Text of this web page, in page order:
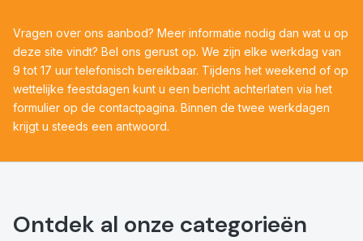
Vragen over ons aanbod? Meer informatie nodig dan wat u op
deze site vindt? Bel ons gerust op. We zijn elke werkdag van
9 tot 17 uur telefonisch bereikbaar. Tijdens het weekend of op
wettelijke feestdagen kunt u een bericht achterlaten via het
formulier op de contactpagina. Binnen de twee werkdagen
krijgt u steeds een antwoord.
Ontdek al onze categorieën